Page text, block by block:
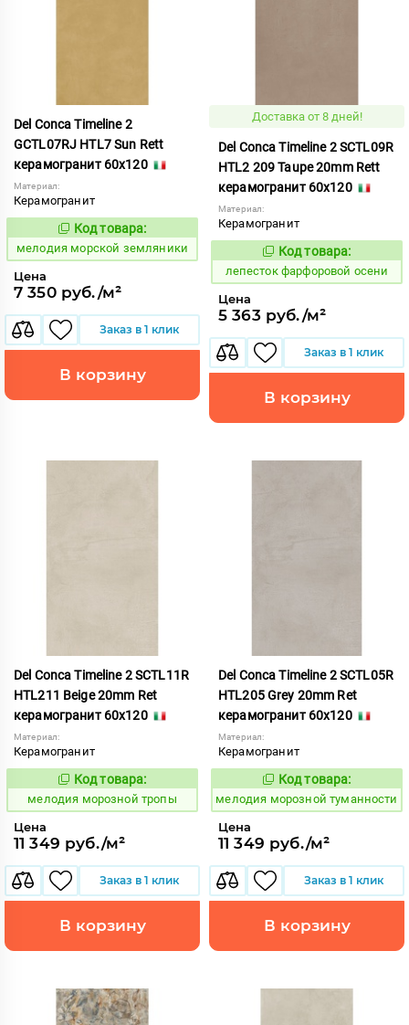
Del Conca Timeline 2
GCTL07RJ HTL7 Sun Rett
керамогранит 60x120
Материал:
Керамогранит
960656
Код товара:
мелодия морской земляники
Цена
7 350 руб./м²
Заказ в 1 клик
В корзину
Доставка от 8 дней!
Del Conca Timeline 2 SCTL09R
HTL2 209 Taupe 20mm Rett
керамогранит 60x120
Материал:
Керамогранит
873315
Код товара:
лепесток фарфоровой осени
Цена
5 363 руб./м²
Заказ в 1 клик
В корзину
Del Conca Timeline 2 SCTL11R
HTL211 Beige 20mm Ret
керамогранит 60x120
Материал:
Керамогранит
960608
Код товара:
мелодия морозной тропы
Цена
11 349 руб./м²
Заказ в 1 клик
В корзину
Del Conca Timeline 2 SCTL05R
HTL205 Grey 20mm Ret
керамогранит 60x120
Материал:
Керамогранит
960609
Код товара:
мелодия морозной туманности
Цена
11 349 руб./м²
Заказ в 1 клик
В корзину